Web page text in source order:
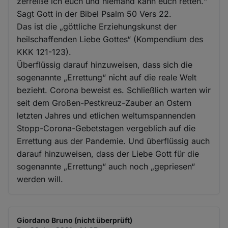
Sagt Gott in der Bibel Psalm 50 Vers 22.
Das ist die „göttliche Erziehungskunst der
heilschaffenden Liebe Gottes“ (Kompendium des
KKK 121-123).
Überflüssig darauf hinzuweisen, dass sich die
sogenannte „Errettung“ nicht auf die reale Welt
bezieht. Corona beweist es. Schließlich warten wir
seit dem Großen-Pestkreuz-Zauber an Ostern
letzten Jahres und etlichen weltumspannenden
Stopp-Corona-Gebetstagen vergeblich auf die
Errettung aus der Pandemie. Und überflüssig auch
darauf hinzuweisen, dass der Liebe Gott für die
sogenannte „Errettung“ auch noch „gepriesen“
werden will.
Giordano Bruno (nicht überprüft)